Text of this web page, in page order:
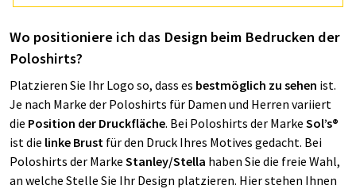
Wo positioniere ich das Design beim Bedrucken der
Poloshirts?
Platzieren Sie Ihr Logo so, dass es bestmöglich zu sehen ist.
Je nach Marke der Poloshirts für Damen und Herren variiert
die Position der Druckfläche. Bei Poloshirts der Marke Sol’s®
ist die linke Brust für den Druck Ihres Motives gedacht. Bei
Poloshirts der Marke Stanley/Stella haben Sie die freie Wahl,
an welche Stelle Sie Ihr Design platzieren. Hier stehen Ihnen